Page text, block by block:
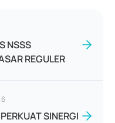
NSSS
REGULER
SINERGI